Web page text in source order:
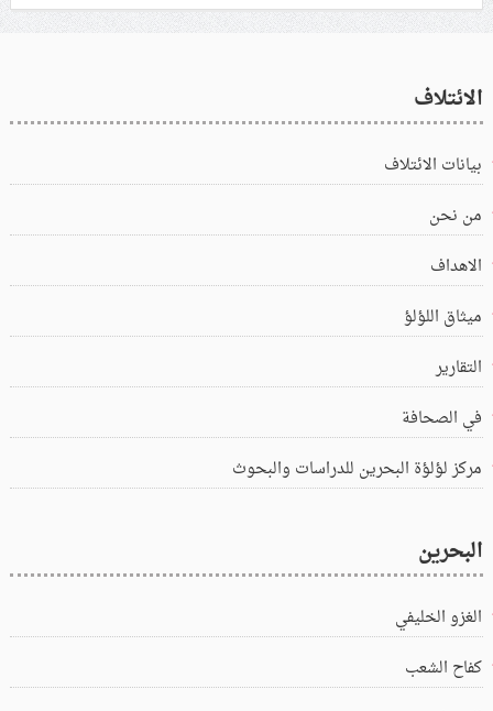
الائتلاف
بيانات الائتلاف
من نحن
الاهداف
ميثاق اللؤلؤ
التقارير
في الصحافة
مركز لؤلؤة البحرين للدراسات والبحوث
البحرين
الغزو الخليفي
كفاح الشعب